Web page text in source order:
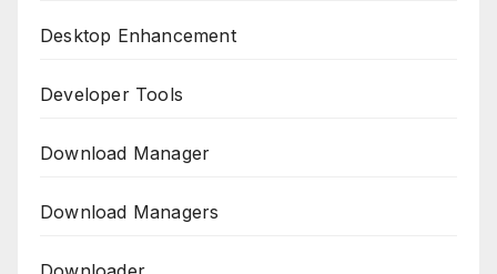
Desktop Enhancement
Developer Tools
Download Manager
Download Managers